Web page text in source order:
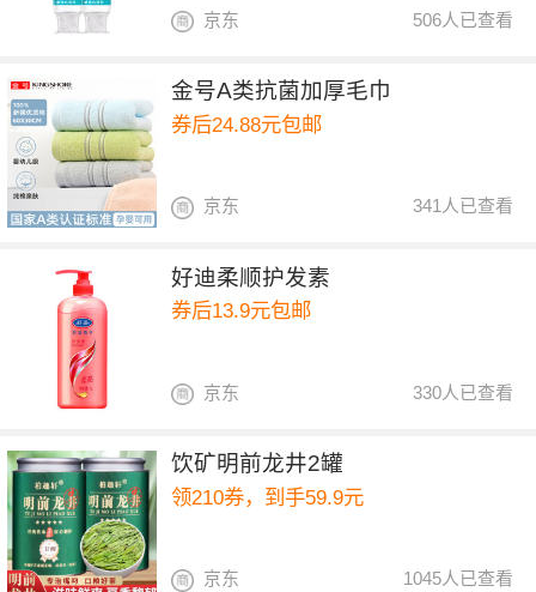
506人已查看
京东
金号A类抗菌加厚毛巾
券后24.88元包邮
341人已查看
京东
好迪柔顺护发素
券后13.9元包邮
330人已查看
京东
饮矿明前龙井2罐
领210券，到手59.9元
1045人已查看
京东